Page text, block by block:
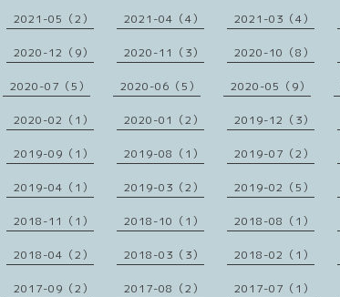
2021-05（2） 2021-04（4） 2021-03（4）
2020-12（9） 2020-11（3） 2020-10（8）
2020-07（5） 2020-06（5） 2020-05（9）
2020-02（1） 2020-01（2） 2019-12（3）
2019-09（1） 2019-08（1） 2019-07（2）
2019-04（1） 2019-03（2） 2019-02（5）
2018-11（1） 2018-10（1） 2018-08（1）
2018-04（2） 2018-03（3） 2018-02（1）
2017-09（2） 2017-08（2） 2017-07（1）